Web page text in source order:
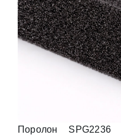
Поролон